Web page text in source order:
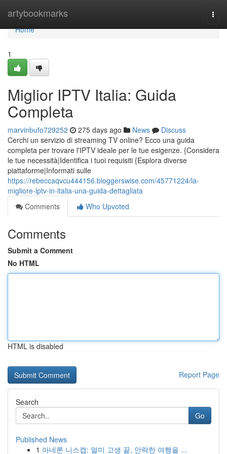
artybookmarks
Home
Home
1
Miglior IPTV Italia: Guida
Completa
marvinbufo729252 275 days ago News
Discuss
Cerchi un servizio di streaming TV online? Ecco una guida
completa per trovare l'IPTV ideale per le tue esigenze. {Considera
le tue necessità|Identifica i tuoi requisiti {Esplora diverse
piattaforme|Informati sulle
https://rebeccaqvcu444156.bloggerswise.com/45771224/la-
migliore-iptv-in-italia-una-guida-dettagliata
Comments
Who Upvoted
Comments
Submit a Comment
No HTML
HTML is disabled
Report Page
Search
Go
Published News
1 아네론 니스캡: 멀미 고생 끝, 안락한 여행을 ...